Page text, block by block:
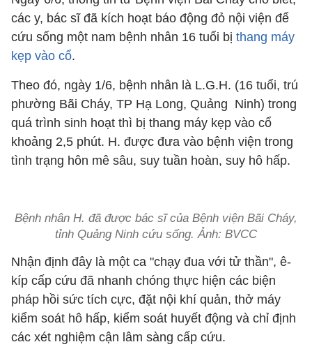
các y, bác sĩ đã kích hoạt báo động đỏ nội viện để
cứu sống một nam bệnh nhân 16 tuổi bị thang máy
kẹp vào cổ.
Theo đó, ngày 1/6, bệnh nhân là L.G.H. (16 tuổi, trú
phường Bãi Cháy, TP Hạ Long, Quảng Ninh) trong
quá trình sinh hoạt thì bị thang máy kẹp vào cổ
khoảng 2,5 phút. H. được đưa vào bệnh viện trong
tình trạng hôn mê sâu, suy tuần hoàn, suy hô hấp.
Bệnh nhân H. đã được bác sĩ của Bệnh viện Bãi Cháy,
tỉnh Quảng Ninh cứu sống. Ảnh: BVCC
Nhận định đây là một ca "chạy đua với tử thần", ê-
kíp cấp cứu đã nhanh chóng thực hiện các biện
pháp hồi sức tích cực, đặt nội khí quản, thở máy
kiểm soát hô hấp, kiểm soát huyết động và chỉ định
các xét nghiệm cận lâm sàng cấp cứu.